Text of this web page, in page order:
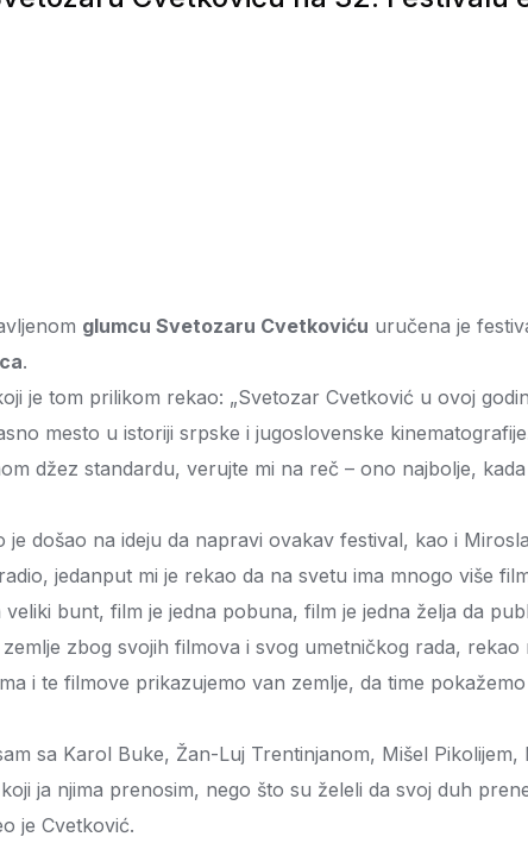
glumcu Svetozaru Cvetkoviću uručena je
.
je tom prilikom rekao: „Svetozar Cvetković u ovoj
mesto u istoriji srpske i jugoslovenske
džez standardu, verujte mi na reč – ono najbolje,
je došao na ideju da napravi ovakav festival, kao i
jedanput mi je rekao da na svetu ima mnogo više
bunt, film je jedna pobuna, film je jedna želja da
zbog svojih filmova i svog umetničkog rada,
i te filmove prikazujemo van zemlje, da time
sa Karol Buke, Žan-Luj Trentinjanom, Mišel
ja njima prenosim, nego što su želeli da svoj duh
je Cvetković.